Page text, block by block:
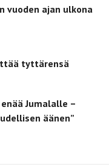
vuoden ajan ulkona
tyttärensä
Jumalalle –
äänen”